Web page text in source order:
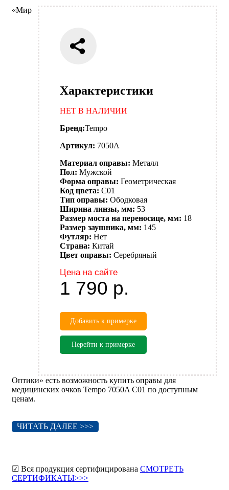
Характеристики
НЕТ В НАЛИЧИИ
Бренд:Tempo
Артикул: 7050A
Материал оправы: Металл
Пол: Мужской
Форма оправы: Геометрическая
Код цвета: C01
Тип оправы: Ободковая
Ширина линзы, мм: 53
Размер моста на переносице, мм: 18
Размер заушника, мм: 145
Футляр: Нет
Страна: Китай
Цвет оправы: Серебряный
Цена на сайте
1 790 р.
Добавить к примерке
Перейти к примерке
«Мир
Оптики» есть возможность купить оправы для
медицинских очков Tempo 7050A C01 по доступным
ценам.
ЧИТАТЬ ДАЛЕЕ >>>
☑ Вся продукция сертифицирована СМОТРЕТЬ
СЕРТИФИКАТЫ>>>